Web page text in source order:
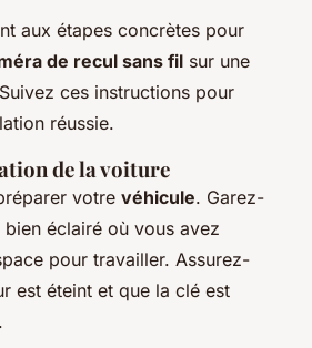
aux étapes concrètes pour
de recul sans fil sur une
ces instructions pour
réussie.
de la voiture
votre véhicule. Garez-
éclairé où vous avez
pour travailler. Assurez-
est éteint et que la clé est